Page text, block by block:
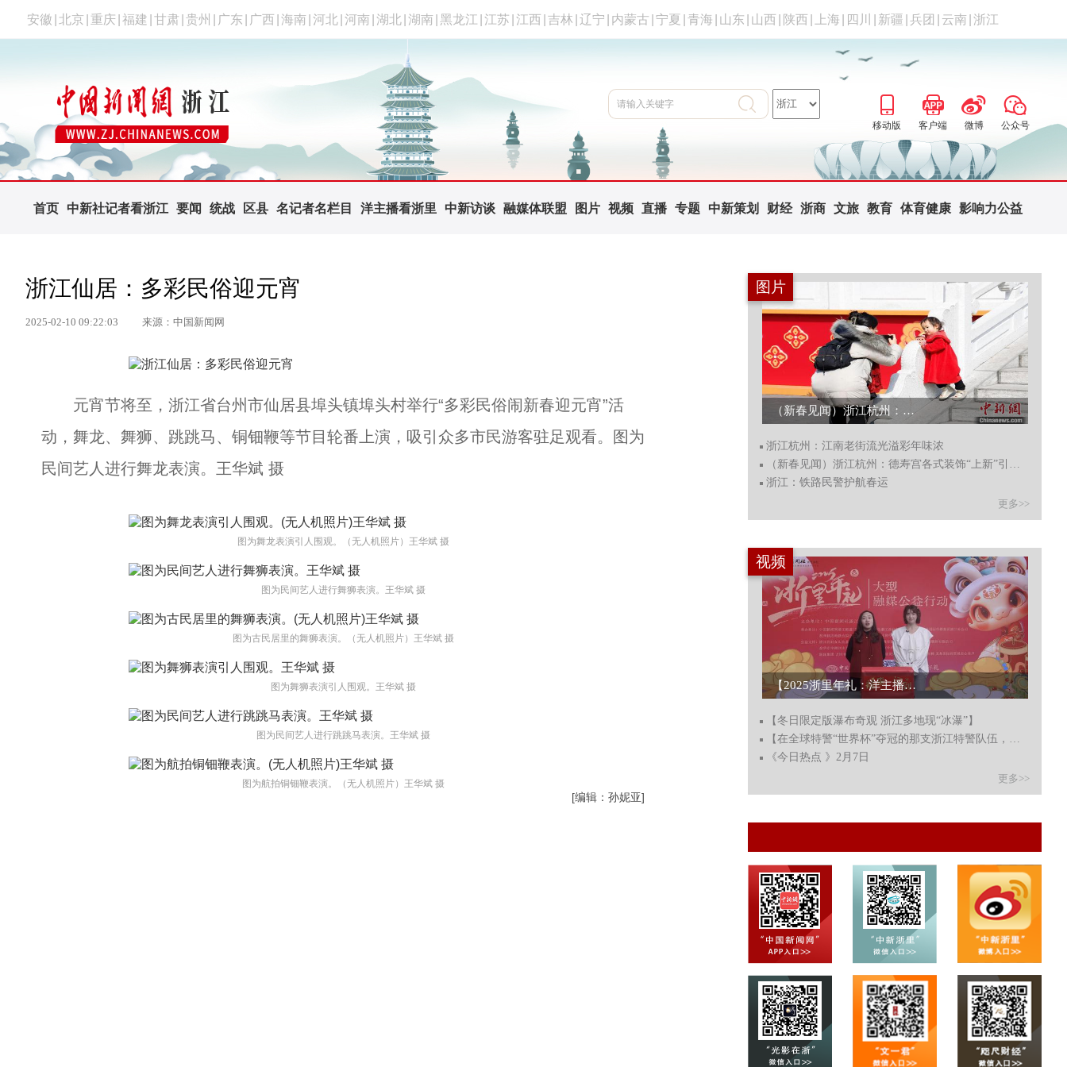
安徽 北京 重庆 福建 甘肃 贵州 广东 广西 海南 河北 河南 湖北 湖南 黑龙江 江苏 江西 吉林 辽宁 内蒙古 宁夏 青海 山东 山西 陕西 上海 四川 新疆 兵团 云南 浙江
移动版 客户端 微博 公众号
首页 中新社记者看浙江 要闻 统战 区县 名记者名栏目 洋主播看浙里 中新访谈 融媒体联盟 图片 视频 直播 专题 中新策划 财经 浙商 文旅 教育 体育健康 影响力公益
浙江仙居：多彩民俗迎元宵
2025-02-10 09:22:03 来源：中国新闻网
元宵节将至，浙江省台州市仙居县埠头镇埠头村举行“多彩民俗闹新春迎元宵”活
动，舞龙、舞狮、跳跳马、铜钿鞭等节目轮番上演，吸引众多市民游客驻足观看。图为
民间艺人进行舞龙表演。王华斌 摄
图为舞龙表演引人围观。（无人机照片）王华斌 摄
图为民间艺人进行舞狮表演。王华斌 摄
图为古民居里的舞狮表演。（无人机照片）王华斌 摄
图为舞狮表演引人围观。王华斌 摄
图为民间艺人进行跳跳马表演。王华斌 摄
图为航拍铜钿鞭表演。（无人机照片）王华斌 摄
[编辑：孙妮亚]
图片
（新春见闻）浙江杭州：德寿宫各式装饰“上新”引游人...
浙江杭州：江南老街流光溢彩年味浓
（新春见闻）浙江杭州：德寿宫各式装饰“上新”引游人
浙江：铁路民警护航春运
更多>>
视频
【2025浙里年礼：洋主播共探传统年味】...
【冬日限定版瀑布奇观 浙江多地现“冰瀑”】
【在全球特警“世界杯”夺冠的那支浙江特警队伍，凯旋回
《今日热点 》2月7日
更多>>